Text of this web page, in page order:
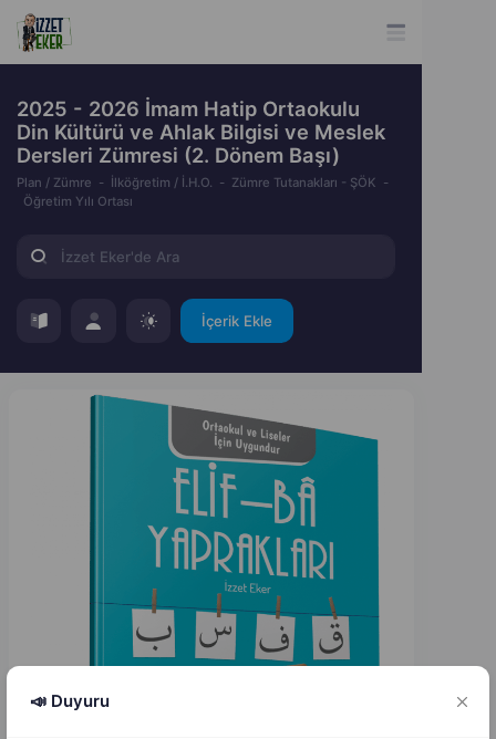
2025 - 2026 İmam Hatip Ortaokulu
Din Kültürü ve Ahlak Bilgisi ve Meslek
Dersleri Zümresi (2. Dönem Başı)
Plan / Zümre İlköğretim / İ.H.O.
Zümre Tutanakları - ŞÖK
Öğretim Yılı Ortası
İçerik Ekle
📣 Duyuru